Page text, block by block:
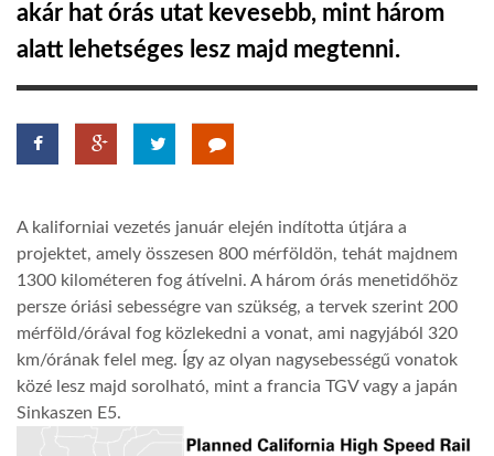
HÍR3D
GLOBOTV
AFRIKA TUDÁSTÁR
A NAP SZÉPE
LINKTR.EE
akár hat órás utat kevesebb, mint három
alatt lehetséges lesz majd megtenni.
A kaliforniai vezetés január elején indította útjára a
projektet, amely összesen 800 mérföldön, tehát majdnem
1300 kilométeren fog átívelni. A három órás menetidőhöz
persze óriási sebességre van szükség, a tervek szerint 200
mérföld/órával fog közlekedni a vonat, ami nagyjából 320
km/órának felel meg. Így az olyan nagysebességű vonatok
közé lesz majd sorolható, mint a francia TGV vagy a japán
Sinkaszen E5.